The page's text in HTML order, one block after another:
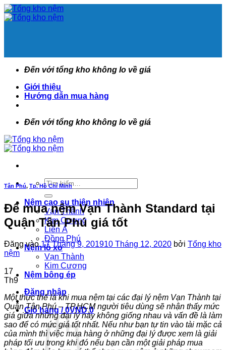
Bỏ
qua
Đến với tổng kho không lo về giá
Giới thiệu
Hướng dẫn mua hàng
Đến với tổng kho không lo về giá
Tìm
kiếm:
Nệm cao su thiên nhiên
Vạn Thành
Kim Cương
Liên Á
Đồng Phú
Nệm lò xo
Vạn Thành
Kim Cương
Nệm bông ép
Đăng nhập
Giỏ hàng /0VND 0
Tân Phú, Tp. Hồ Chí Minh
Để mua nệm Vạn Thành Standard tại
Quận Tân Phú giá tốt
Đăng vào17 Tháng 9, 201910 Tháng 12, 2020 bởi Tổng kho
nệm
17
Th9
Một thực thế là khi mua nệm tại các đại lý nệm Vạn Thành tại
Quận Tân Phú – TP.HCM người tiêu dùng sẽ nhận thấy mức
giá giữa những đại lý này không giống nhau và vấn đề là làm
sao để có mức giá tốt nhất. Nếu như bạn tự tin vào tài mặc cả
của mình thì việc mua hàng ở những đại lý được xem là giải
pháp tối ưu trong khi đó nếu bạn cần một giải pháp mua